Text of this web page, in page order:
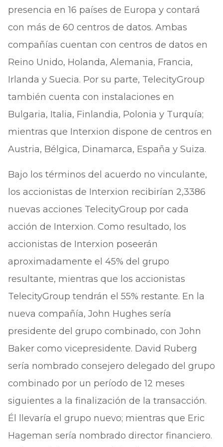
presencia en 16 países de Europa y contará
con más de 60 centros de datos. Ambas
compañías cuentan con centros de datos en
Reino Unido, Holanda, Alemania, Francia,
Irlanda y Suecia. Por su parte, TelecityGroup
también cuenta con instalaciones en
Bulgaria, Italia, Finlandia, Polonia y Turquía;
mientras que Interxion dispone de centros en
Austria, Bélgica, Dinamarca, España y Suiza.
Bajo los términos del acuerdo no vinculante,
los accionistas de Interxion recibirían 2,3386
nuevas acciones TelecityGroup por cada
acción de Interxion. Como resultado, los
accionistas de Interxion poseerán
aproximadamente el 45% del grupo
resultante, mientras que los accionistas
TelecityGroup tendrán el 55% restante. En la
nueva compañía, John Hughes sería
presidente del grupo combinado, con John
Baker como vicepresidente. David Ruberg
sería nombrado consejero delegado del grupo
combinado por un período de 12 meses
siguientes a la finalización de la transacción.
Él llevaría el grupo nuevo; mientras que Eric
Hageman sería nombrado director financiero.